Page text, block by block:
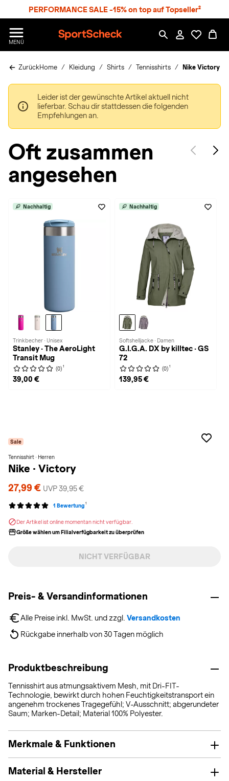
PERFORMANCE SALE -15% on top auf Topseller²
MENÜ
p
r
c
h
e
ZurückHome Kleidung Shirts Tennisshirts Nike Victory
Leider ist der gewünschte Artikel aktuell nicht
lieferbar. Schau dir stattdessen die folgenden
Empfehlungen an.
Oft zusammen
angesehen
Nachhaltig
Trinkbecher · Unisex
Stanley · The AeroLight
Transit Mug
(0) 1
39,00 €
Nachhaltig
Softshelljacke · Damen
G.I.G.A. DX by killtec · GS
72
(0) 1
139,95 €
Sale
Tennisshirt · Herren
Nike · Victory
27,99 € UVP 39,95 €
1 Bewertung 1
Der Artikel ist online momentan nicht verfügbar.
Größe wählen um Filialverfügbarkeit zu überprüfen
NICHT VERFÜGBAR
Preis- & Versandinformationen
Alle Preise inkl. MwSt. und zzgl. Versandkosten
Rückgabe innerhalb von 30 Tagen möglich
Produktbeschreibung
Tennisshirt aus atmungsaktivem Mesh, mit Dri-FIT-
Technologie, bewirkt durch hohen Feuchtigkeitstransport ein
angenehm trockenes Tragegefühl; V-Ausschnitt; abgerundeter
Saum; Marken-Detail; Material 100% Polyester.
Merkmale & Funktionen
Material & Hersteller